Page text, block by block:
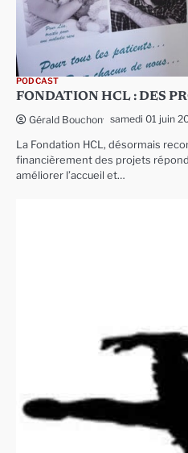
PODCAST
FONDATION HCL : DES
Gérald Bouchon samedi 01 juin
La Fondation HCL, désormais
financièrement des projets
améliorer l’accueil et…